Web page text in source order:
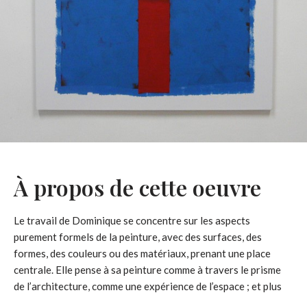
À propos de cette oeuvre
Le travail de Dominique se concentre sur les aspects
purement formels de la peinture, avec des surfaces, des
formes, des couleurs ou des matériaux, prenant une place
centrale. Elle pense à sa peinture comme à travers le prisme
de l’architecture, comme une expérience de l’espace ; et plus